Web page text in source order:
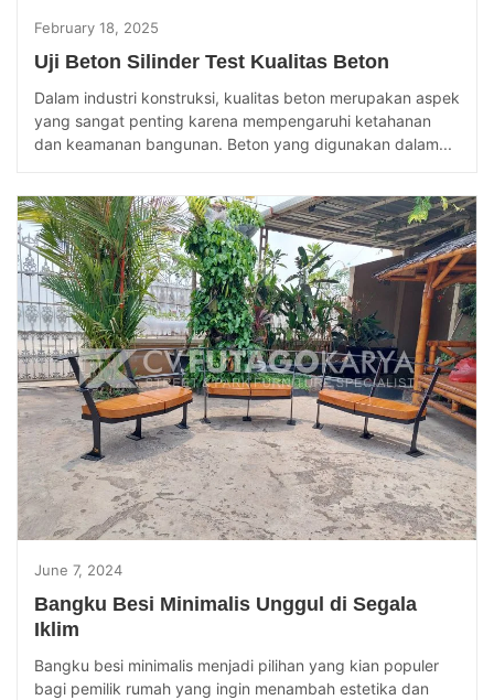
February 18, 2025
Uji Beton Silinder Test Kualitas Beton
Dalam industri konstruksi, kualitas beton merupakan aspek
yang sangat penting karena mempengaruhi ketahanan
dan keamanan bangunan. Beton yang digunakan dalam...
June 7, 2024
Bangku Besi Minimalis Unggul di Segala
Iklim
Bangku besi minimalis menjadi pilihan yang kian populer
bagi pemilik rumah yang ingin menambah estetika dan